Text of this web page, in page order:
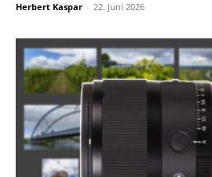
Herbert Kaspar - 22. Juni 2026